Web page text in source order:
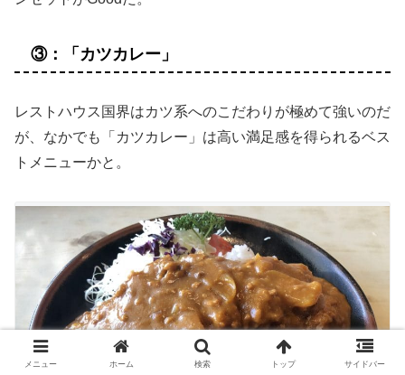
③：「カツカレー」
レストハウス国界はカツ系へのこだわりが極めて強いのだ
が、なかでも「カツカレー」は高い満足感を得られるベス
トメニューかと。
メニュー ホーム 検索 トップ サイドバー